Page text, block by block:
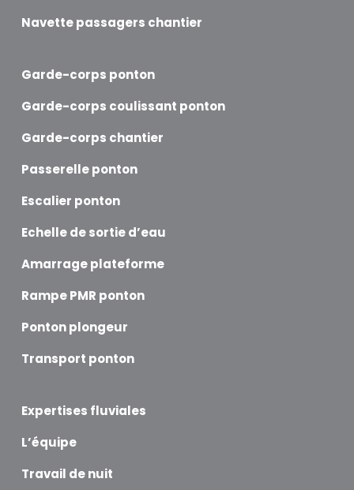
Navette passagers chantier
Garde-corps ponton
Garde-corps coulissant ponton
Garde-corps chantier
Passerelle ponton
Escalier ponton
Echelle de sortie d’eau
Amarrage plateforme
Rampe PMR ponton
Ponton plongeur
Transport ponton
Expertises fluviales
L’équipe
Travail de nuit